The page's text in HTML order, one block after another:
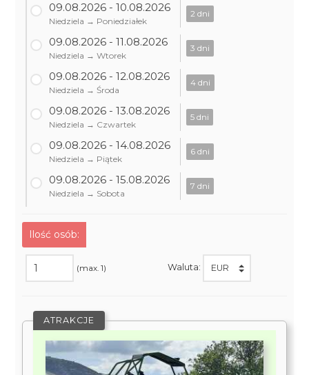
09.08.2026 - 10.08.2026
Niedziela → Poniedziałek
2 dni
09.08.2026 - 11.08.2026
Niedziela → Wtorek
3 dni
09.08.2026 - 12.08.2026
Niedziela → Środa
4 dni
09.08.2026 - 13.08.2026
Niedziela → Czwartek
5 dni
09.08.2026 - 14.08.2026
Niedziela → Piątek
6 dni
09.08.2026 - 15.08.2026
Niedziela → Sobota
7 dni
Ilość osób:
(max. 1) Waluta:
ATRAKCJE